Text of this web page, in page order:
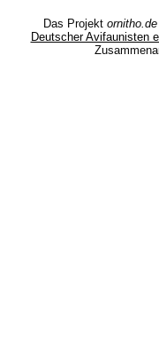
Das Projekt ornitho.de
Deutscher Avifaunisten